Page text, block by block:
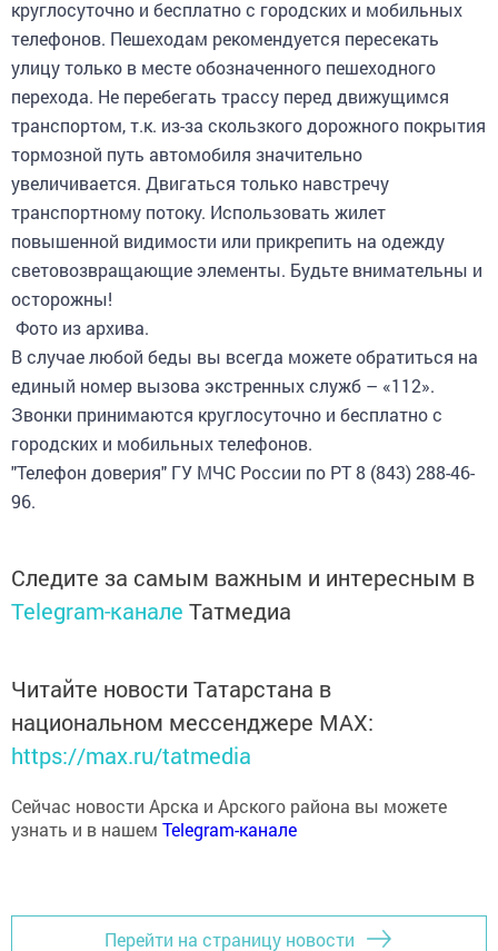
телефонов. Пешеходам рекомендуется пересекать
улицу только в месте обозначенного пешеходного
перехода. Не перебегать трассу перед движущимся
транспортом, т.к. из-за скользкого дорожного покрытия
тормозной путь автомобиля значительно
увеличивается. Двигаться только навстречу
транспортному потоку. Использовать жилет
повышенной видимости или прикрепить на одежду
световозвращающие элементы. Будьте внимательны и
осторожны!
Фото из архива.
В случае любой беды вы всегда можете обратиться на
единый номер вызова экстренных служб – «112».
Звонки принимаются круглосуточно и бесплатно с
городских и мобильных телефонов.
"Телефон доверия" ГУ МЧС России по РТ 8 (843) 288-46-
96.
Следите за самым важным и интересным в
Telegram-канале Татмедиа
Читайте новости Татарстана в
национальном мессенджере MАХ:
https://max.ru/tatmedia
Сейчас новости Арска и Арского района вы можете
узнать и в нашемTelegram-канале
Перейти на страницу новости